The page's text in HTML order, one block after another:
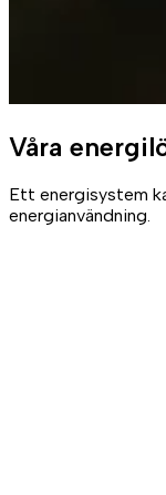
Våra
Ett energisystem
energianvändning.